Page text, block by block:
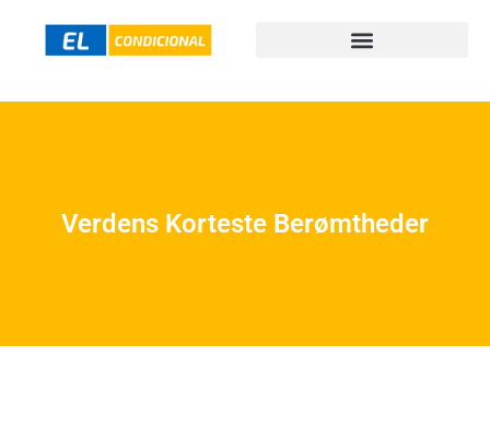
Verdens Korteste Berømtheder